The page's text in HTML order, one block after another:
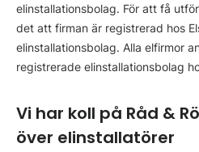
elinstallationsbolag. För att få
det att firman är registrerad hos
elinstallationsbolag. Alla elfirmor
registrerade elinstallationsbolag
Vi har koll på Råd &
över elinstallatörer